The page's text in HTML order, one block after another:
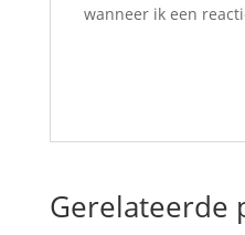
wanneer ik een
Gerelateerde